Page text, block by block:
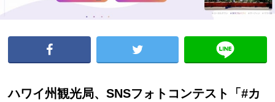
ハワイ州観光局、SNSフォトコンテスト「#カ